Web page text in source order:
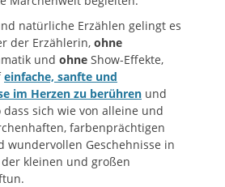
natürliche Erzählen gelingt es
der Erzählerin, ohne
und ohne Show-Effekte,
einfache, sanfte und
im Herzen zu berühren und
sich wie von alleine und
farbenprächtigen
wundervollen Geschehnisse in
kleinen und großen